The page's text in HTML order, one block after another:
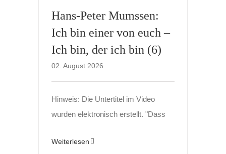
Hans-Peter Mumssen:
Ich bin einer von euch –
Ich bin, der ich bin (6)
02. August 2026
Hinweis: Die Untertitel im Video
wurden elektronisch erstellt. "Dass
Weiterlesen